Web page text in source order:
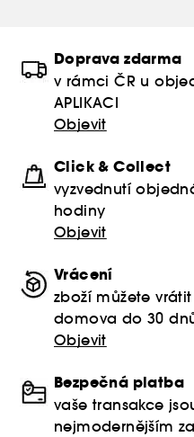
Doprava zdarma
v rámci ČR u
APLIKACI
Objevit
Click & Collect
vyzvednutí
hodiny
Objevit
Vrácení
zboží můžete
domova do 30
Objevit
Bezpečná platba
vaše transakce
nejmodernějším